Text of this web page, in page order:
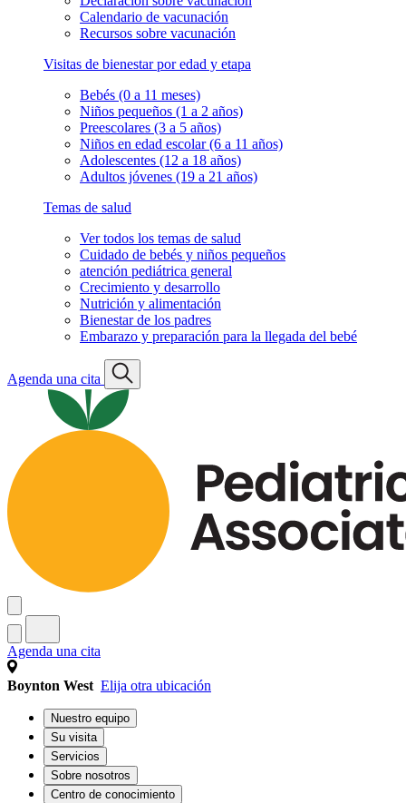
Calendario de vacunación
Recursos sobre vacunación
Visitas de bienestar por edad y etapa
Bebés (0 a 11 meses)
Niños pequeños (1 a 2 años)
Preescolares (3 a 5 años)
Niños en edad escolar (6 a 11 años)
Adolescentes (12 a 18 años)
Adultos jóvenes (19 a 21 años)
Temas de salud
Ver todos los temas de salud
Cuidado de bebés y niños pequeños
atención pediátrica general
Crecimiento y desarrollo
Nutrición y alimentación
Bienestar de los padres
Embarazo y preparación para la llegada del bebé
Agenda una cita
Agenda una cita
Boynton West Elija otra ubicación
Nuestro equipo
Su visita
Servicios
Sobre nosotros
Centro de conocimiento